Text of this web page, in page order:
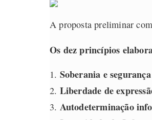
A proposta preliminar
Os dez princípios
Soberania e
Liberdade de
Autodeterminação